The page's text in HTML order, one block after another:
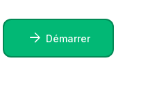
Démarrer